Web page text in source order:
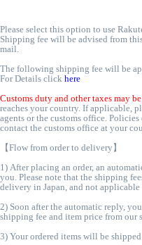
Please select this option to use
Shipping fee will be advised from
mail.
The following shipping fee will be
For Details click here
Customs duty and other taxes may
reaches your country. If applicable,
agents or the customs office.
contact the customs office at your
【Flow from order to delivery】
1) After placing an order, an
you. Please note that the shipping
delivery in Japan, and not
2) Soon after the automatic reply,
shipping fee and item price from our
3) Your ordered items will be